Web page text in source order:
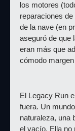
los motores
reparaciones
de la nave (en
aseguró de que
eran más que
cómodo
El Legacy Run
fuera. Un
naturaleza, una
el vacío. Ella no